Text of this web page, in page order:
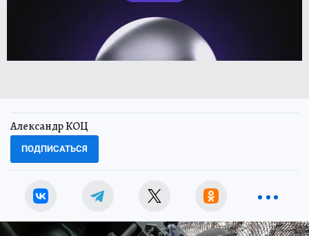
Александр КОЦ
ПОДПИСАТЬСЯ